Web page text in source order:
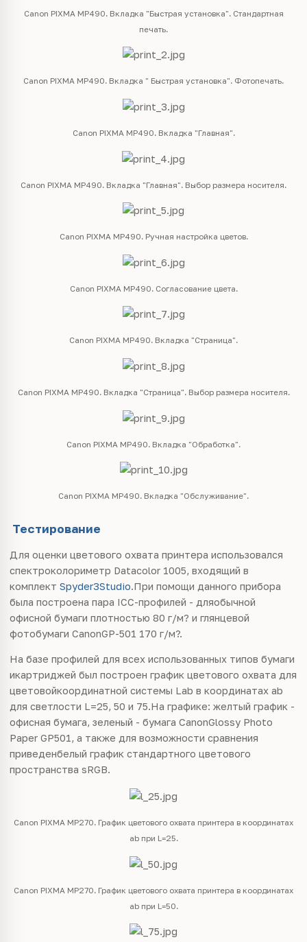
Canon PIXMA MP490. Вкладка "Быстрая установка". Стандартная
печать.
Canon PIXMA MP490. Вкладка " Быстрая установка". Фотопечать.
Canon PIXMA MP490. Вкладка "Главная".
Canon PIXMA MP490. Вкладка "Главная". Выбор размера носителя.
Canon PIXMA MP490. Ручная настройка цветов.
Canon PIXMA MP490. Согласование цвета.
Canon PIXMA MP490. Вкладка "Страница".
Canon PIXMA MP490. Вкладка "Страница". Выбор размера носителя.
Canon PIXMA MP490. Вкладка "Обработка".
Canon PIXMA MP490. Вкладка "Обслуживание".
Тестирование
Для оценки цветового охвата принтера использовался
спектроколориметр Datacolor 1005, входящий в
комплект Spyder3Studio.При помощи данного прибора
была построена пара ICC-профилей - дляобычной
офисной бумаги плотностью 80 г/м? и глянцевой
фотобумаги CanonGP-501 170 г/м?.
На базе профилей для всех использованных типов бумаги
икартриджей был построен график цветового охвата для
цветовойкоординатной системы Lab в координатах ab
для светлости L=25, 50 и 75.На графике: желтый график -
офисная бумага, зеленый - бумага CanonGlossy Photo
Paper GP501, а также для возможности сравнения
приведенбелый график стандартного цветового
пространства sRGB.
Canon PIXMA MP270. График цветового охвата принтера в координатах
ab при L=25.
Canon PIXMA MP270. График цветового охвата принтера в координатах
ab при L=50.